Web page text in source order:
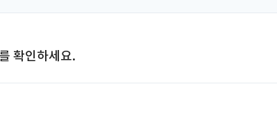
확인하세요.